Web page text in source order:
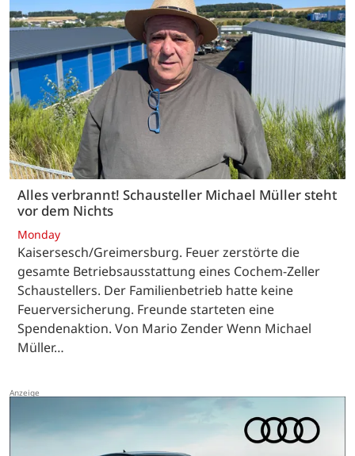
Alles verbrannt! Schausteller Michael Müller steht
vor dem Nichts
Monday
Kaisersesch/Greimersburg. Feuer zerstörte die
gesamte Betriebsausstattung eines Cochem-Zeller
Schaustellers. Der Familienbetrieb hatte keine
Feuerversicherung. Freunde starteten eine
Spendenaktion. Von Mario Zender Wenn Michael
Müller…